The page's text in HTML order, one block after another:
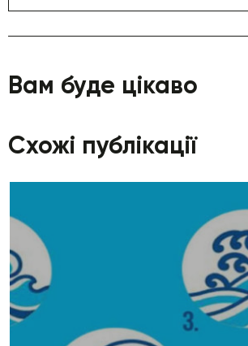
Вам буде цікаво
Схожі публікації